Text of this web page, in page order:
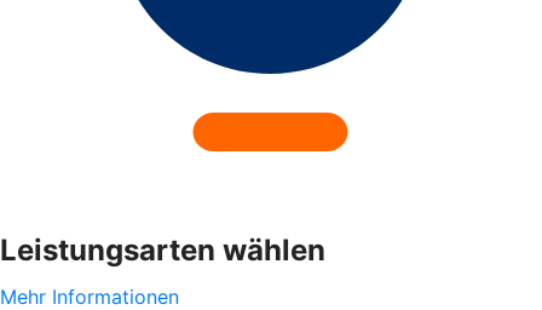
Leistungsarten wählen
Mehr Informationen